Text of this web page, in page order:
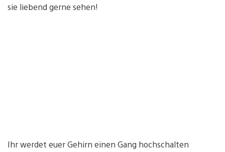
sie liebend gerne sehen!
Ihr werdet euer Gehirn einen Gang hochschalten